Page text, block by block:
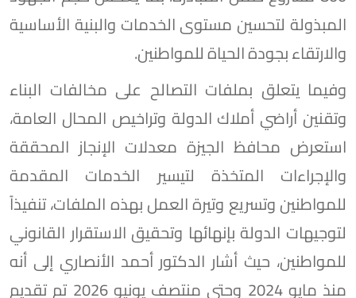
المبذولة لتحسين مستوى الخدمات والبنية الأساسية
والارتقاء بجودة الحياة للمواطنين.
وفيما يتعلق بملفات التصالح على مخالفات البناء
وتقنين أراضي أملاك الدولة وتراخيص المحال العامة،
استعرض محافظ الجيزة معدلات الإنجاز المحققة
والإجراءات المتخذة لتيسير الخدمات المقدمة
للمواطنين وتسريع وتيرة العمل بهذه الملفات، تنفيذاً
لتوجيهات الدولة بإنهائها وتحقيق الاستقرار القانوني
للمواطنين، حيث أشار الدكتور أحمد الأنصاري إلى أنه
منذ مايو 2024 وحتى منتصف يونيو 2026 تم تقديم